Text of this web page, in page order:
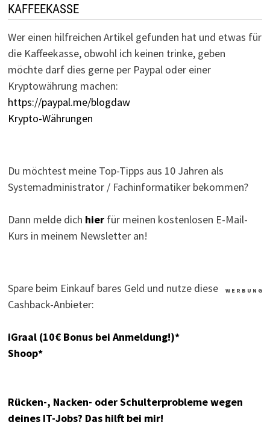
KAFFEEKASSE
Wer einen hilfreichen Artikel gefunden hat und etwas für
die Kaffeekasse, obwohl ich keinen trinke, geben
möchte darf dies gerne per Paypal oder einer
Kryptowährung machen:
https://paypal.me/blogdaw
Krypto-Währungen
Du möchtest meine Top-Tipps aus 10 Jahren als
Systemadministrator / Fachinformatiker bekommen?
Dann melde dich hierfür meinen kostenlosen E-Mail-
Kurs in meinem Newsletter an!
W E R B U N G
Spare beim Einkauf bares Geld und nutze diese
Cashback-Anbieter:
iGraal (10€ Bonus bei Anmeldung!)*
Shoop*
Rücken-, Nacken- oder Schulterprobleme wegen
deines IT-Jobs? Das hilft bei mir!